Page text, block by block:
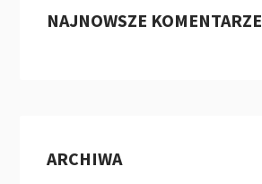
NAJNOWSZE KOMENTARZE
ARCHIWA